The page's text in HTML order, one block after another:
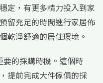
定，有更多精力投入到家
留充足的時間進行家居佈
乾淨舒適的居住環境。
要的採購時機。這個時
提前完成大件傢俱的採